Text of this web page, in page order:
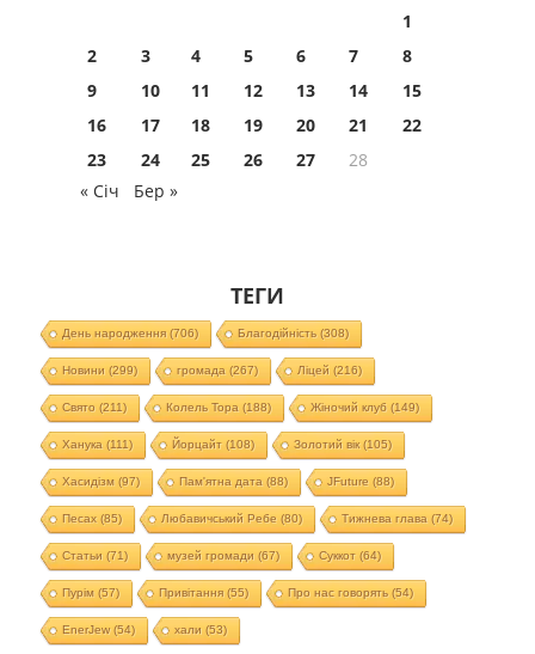
1
2
3 4 5 6 7
8
9
10 11 12 13 14
15
16
17 18 19 20 21
22
23
24 25 26 27
28
« Січ
Бер »
ТЕГИ
День народження(706) Благодійність (308)
Новини (299) громада (267) Ліцей (216)
Свято (211) Колель Тора (188) Жіночий клуб (149)
Ханука (111) Йорцайт (108) Золотий вік(105)
Хасидізм (97) Пам'ятна дата (88) JFuture (88)
Песах(85) Любавичський Ребе (80) Тижнева глава (74)
Статьи (71) музей громади (67) Суккот (64)
Пурім (57) Привітання(55) Про нас говорять (54)
EnerJew(54) хали (53)